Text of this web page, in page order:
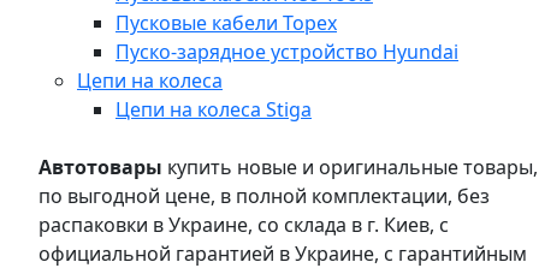
Пусковые кабели Topex
Пуско-зарядное устройство Hyundai
Цепи на колеса
Цепи на колеса Stiga
Автотовары купить новые и оригинальные товары,
по выгодной цене, в полной комплектации, без
распаковки в Украине, со склада в г. Киев, с
официальной гарантией в Украине, с гарантийным